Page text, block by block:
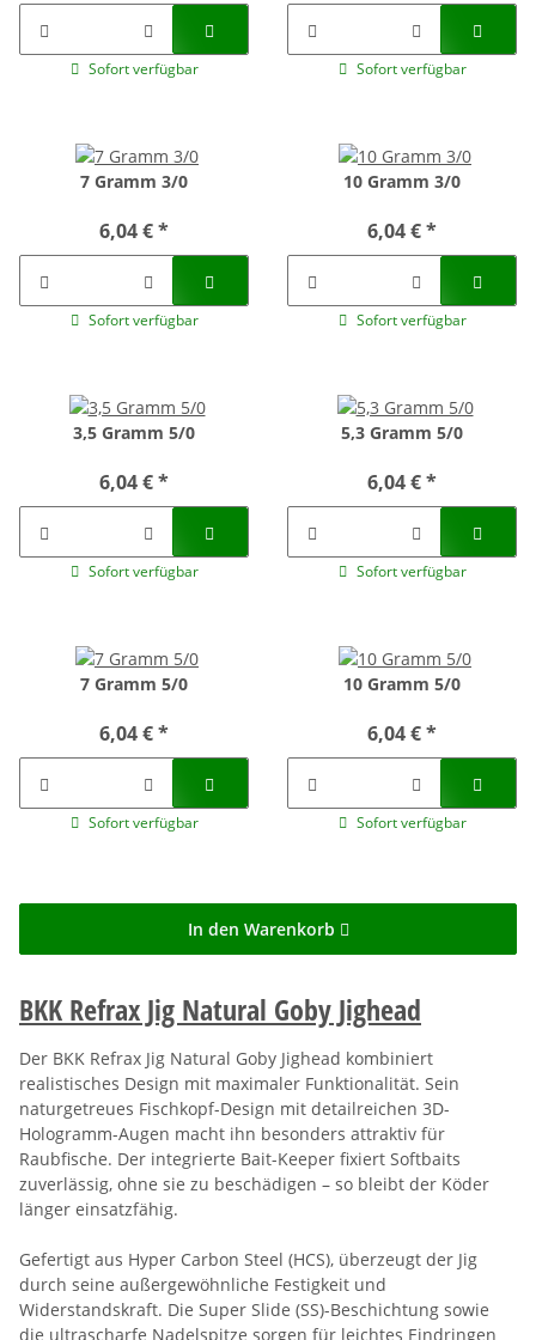
Sofort verfügbar Sofort verfügbar
7 Gramm 3/0
6,04 €*
Sofort verfügbar
10 Gramm 3/0
6,04 €*
Sofort verfügbar
3,5 Gramm 5/0
6,04 €*
Sofort verfügbar
5,3 Gramm 5/0
6,04 €*
Sofort verfügbar
7 Gramm 5/0
6,04 €*
Sofort verfügbar
10 Gramm 5/0
6,04 €*
Sofort verfügbar
In den Warenkorb
BKK Refrax Jig Natural Goby Jighead
Der BKK Refrax Jig Natural Goby Jighead kombiniert
realistisches Design mit maximaler Funktionalität. Sein
naturgetreues Fischkopf-Design mit detailreichen 3D-
Hologramm-Augen macht ihn besonders attraktiv für
Raubfische. Der integrierte Bait-Keeper fixiert Softbaits
zuverlässig, ohne sie zu beschädigen – so bleibt der Köder
länger einsatzfähig.
Gefertigt aus Hyper Carbon Steel (HCS), überzeugt der Jig
durch seine außergewöhnliche Festigkeit und
Widerstandskraft. Die Super Slide (SS)-Beschichtung sowie
die ultrascharfe Nadelspitze sorgen für leichtes Eindringen